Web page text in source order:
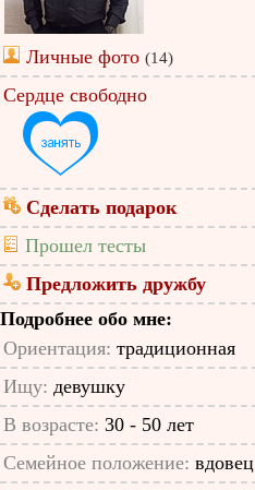
Личные фото (14)
Сердце свободно
Сделать подарок
Прошел тесты
Предложить дружбу
Подробнее обо мне:
Ориентация: традиционная
Ищу: девушку
В возрасте: 30 - 50 лет
Семейное положение: вдовец